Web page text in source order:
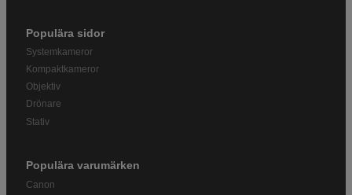
Populära sidor
Systemkameror
Kompaktkameror
Objektiv
Drönare
Stativ
Populära varumärken
Canon